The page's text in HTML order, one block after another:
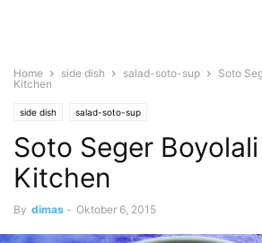
Home side dish salad-soto-sup
Soto
Kitchen
side dish salad-soto-sup
Soto Seger
Kitchen
By dimas - Oktober 6, 2015